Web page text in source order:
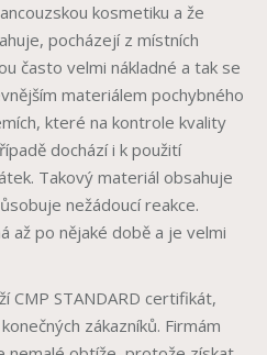
kosmetiku a že
pocházejí z místních
často velmi nákladné a tak se
materiálem pochybného
které na kontrole kvality
dochází i k použití
Takový materiál obsahuje
nežádoucí reakce.
až po nějaké době a je velmi
CMP STANDARD certifikát,
zákazníků. Firmám